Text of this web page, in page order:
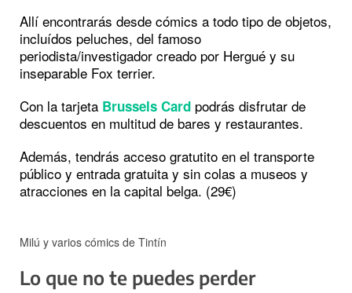
Allí encontrarás desde cómics a todo tipo de objetos,
incluídos peluches, del famoso
periodista/investigador creado por Hergué y su
inseparable Fox terrier.
Con la tarjeta Brussels Card podrás disfrutar de
descuentos en multitud de bares y restaurantes.
Además, tendrás acceso gratutito en el transporte
público y entrada gratuita y sin colas a museos y
atracciones en la capital belga. (29€)
Milú y varios cómics de Tintín
Lo que no te puedes perder